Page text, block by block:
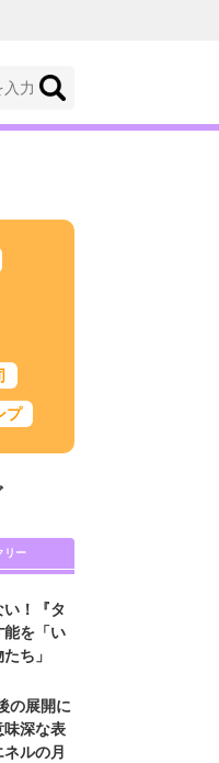
プ
リー
！『タ
能を「い
ち」
の展開に
味深な表
ルの月